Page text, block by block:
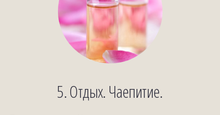
5. Отдых. Чаепитие.